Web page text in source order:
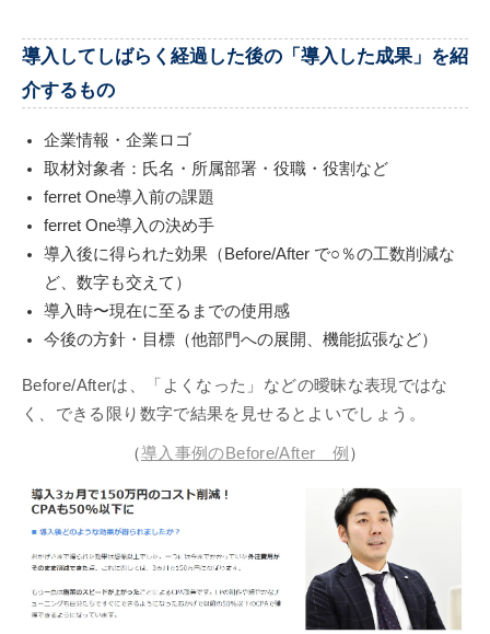
導入してしばらく経過した後の「導入した成果」を紹
介するもの
企業情報・企業ロゴ
取材対象者：氏名・所属部署・役職・役割など
ferret One導入前の課題
ferret One導入の決め手
導入後に得られた効果（Before/After で○％の工数削減な
ど、数字も交えて）
導入時〜現在に至るまでの使用感
今後の方針・目標（他部門への展開、機能拡張など）
Before/Afterは、「よくなった」などの曖昧な表現ではな
く、できる限り数字で結果を見せるとよいでしょう。
（導入事例のBefore/After 例 ）